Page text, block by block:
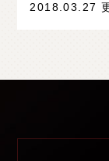
2018.03.27